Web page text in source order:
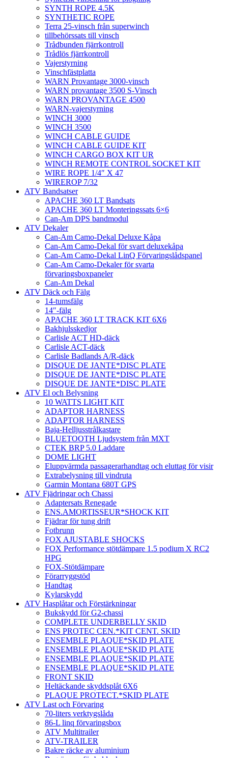
SYNTH ROPE 4.5K
SYNTHETIC ROPE
Terra 25-vinsch från superwinch
tillbehörssats till vinsch
Trådbunden fjärrkontroll
Trådlös fjärrkontroll
Vajerstyrning
Vinschfästplatta
WARN Provantage 3000-vinsch
WARN provantage 3500 S-Vinsch
WARN PROVANTAGE 4500
WARN-vajerstyrning
WINCH 3000
WINCH 3500
WINCH CABLE GUIDE
WINCH CABLE GUIDE KIT
WINCH CARGO BOX KIT UR
WINCH REMOTE CONTROL SOCKET KIT
WIRE ROPE 1/4″ X 47
WIREROP 7/32
ATV Bandsatser
APACHE 360 LT Bandsats
APACHE 360 LT Monteringssats 6×6
Can-Am DPS bandmodul
ATV Dekaler
Can-Am Camo-Dekal Deluxe Kåpa
Can-Am Camo-Dekal för svart deluxekåpa
Can-Am Camo-Dekal LinQ Förvaringslådspanel
Can-Am Camo-Dekaler för svarta
förvaringsboxpaneler
Can-Am Dekal
ATV Däck och Fälg
14-tumsfälg
14″-fälg
APACHE 360 LT TRACK KIT 6X6
Bakhjulsskedjor
Carlisle ACT HD-däck
Carlisle ACT-däck
Carlisle Badlands A/R-däck
DISQUE DE JANTE*DISC PLATE
DISQUE DE JANTE*DISC PLATE
DISQUE DE JANTE*DISC PLATE
ATV El och Belysning
10 WATTS LIGHT KIT
ADAPTOR HARNESS
ADAPTOR HARNESS
Baja-Helljusstrålkastare
BLUETOOTH Ljudsystem från MXT
CTEK BRP 5.0 Laddare
DOME LIGHT
Eluppvärmda passagerarhandtag och eluttag för visir
Extrabelysning till vindruta
Garmin Montana 680T GPS
ATV Fjädringar och Chassi
Adaptersats Renegade
ENS.AMORTISSEUR*SHOCK KIT
Fjädrar för tung drift
Fotbrunn
FOX AJUSTABLE SHOCKS
FOX Performance stötdämpare 1.5 podium X RC2
HPG
FOX-Stötdämpare
Förarryggstöd
Handtag
Kylarskydd
ATV Hasplåtar och Förstärkningar
Bukskydd för G2-chassi
COMPLETE UNDERBELLY SKID
ENS PROTEC CEN.*KIT CENT. SKID
ENSEMBLE PLAQUE*SKID PLATE
ENSEMBLE PLAQUE*SKID PLATE
ENSEMBLE PLAQUE*SKID PLATE
ENSEMBLE PLAQUE*SKID PLATE
FRONT SKID
Heltäckande skyddsplåt 6X6
PLAQUE PROTECT.*SKID PLATE
ATV Last och Förvaring
70-liters verktygslåda
86-L linq förvaringsbox
ATV Multitrailer
ATV-TRAILER
Bakre räcke av aluminium